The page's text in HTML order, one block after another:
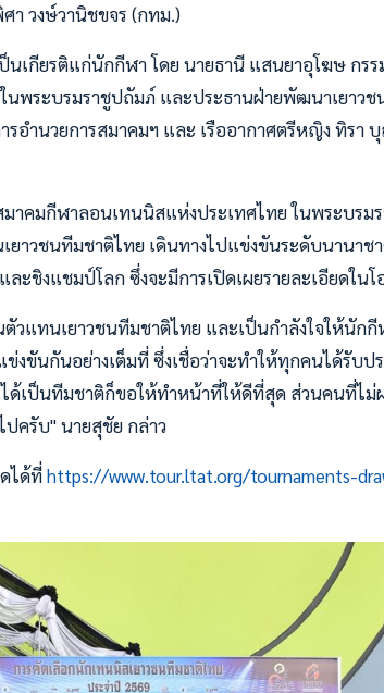
า วงษ์วานิชขจร (กทม.)
เกียรติแก่นักกีฬา โดย นายธานี แสนยาอุโฆษ กรร
พระบรมราชูปถัมภ์ และประธานฝ่ายพัฒนาเยาวช
รอำนวยการสมาคมฯ และ เรืออากาศตรีหญิง ทิร
าคมกีฬาลอนเทนนิสแห่งประเทศไทย ในพระบรม
ยาวชนทีมชาติไทย เดินทางไปแข่งขันระดับนานาช
ละชิงแชมป์โลก ซึ่งจะมีการเปิดเผยรายละเอียดใน
แทนเยาวชนทีมชาติไทย และเป็นกำลังใจให้นักกี
งขันกันอย่างเต็มที่ ซึ่งเชื่อว่าจะทำให้ทุกคนได้รับ
ด้เป็นทีมชาติก็ขอให้ทำหน้าที่ให้ดีที่สุด ส่วนคนที่ไม่
ครับ" นายสุชัย กล่าว
ได้ที่https://www.tour.ltat.org/tournaments-